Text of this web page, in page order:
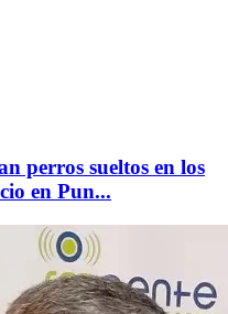
perros sueltos en los
en Pun...